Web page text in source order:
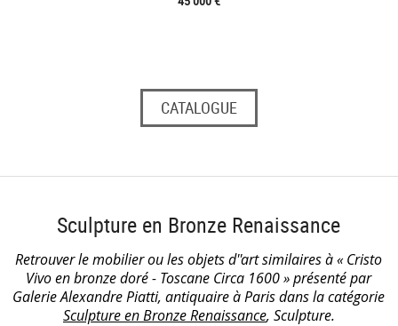
CATALOGUE
Sculpture en Bronze Renaissance
Retrouver le mobilier ou les objets d''art similaires à « Cristo
Vivo en bronze doré - Toscane Circa 1600 » présenté par
Galerie Alexandre Piatti, antiquaire à Paris dans la catégorie
Sculpture en Bronze Renaissance, Sculpture.